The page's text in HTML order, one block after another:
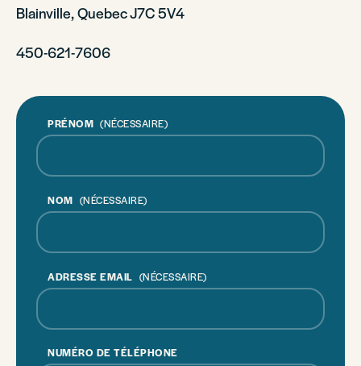
Blainville, Quebec J7C 5V4
450-621-7606
PRÉNOM (NÉCESSAIRE)
NOM (NÉCESSAIRE)
ADRESSE EMAIL (NÉCESSAIRE)
NUMÉRO DE TÉLÉPHONE